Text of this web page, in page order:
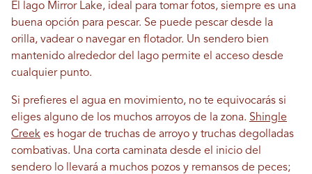
El lago Mirror Lake, ideal para tomar fotos, siempre es una
buena opción para pescar. Se puede pescar desde la
orilla, vadear o navegar en flotador. Un sendero bien
mantenido alrededor del lago permite el acceso desde
cualquier punto.
Si prefieres el agua en movimiento, no te equivocarás si
eliges alguno de los muchos arroyos de la zona. Shingle
Creek es hogar de truchas de arroyo y truchas degolladas
combativas. Una corta caminata desde el inicio del
sendero lo llevará a muchos pozos y remansos de peces;